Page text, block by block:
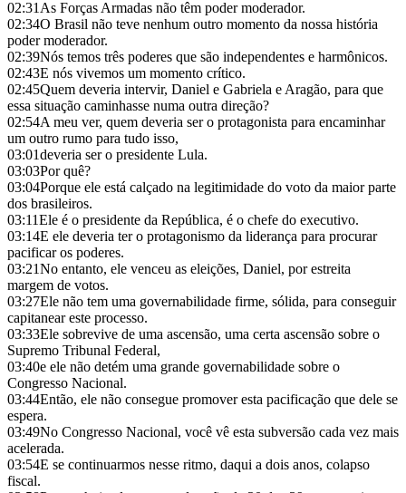
02:31As Forças Armadas não têm poder moderador.
02:34O Brasil não teve nenhum outro momento da nossa história
poder moderador.
02:39Nós temos três poderes que são independentes e harmônicos.
02:43E nós vivemos um momento crítico.
02:45Quem deveria intervir, Daniel e Gabriela e Aragão, para que
essa situação caminhasse numa outra direção?
02:54A meu ver, quem deveria ser o protagonista para encaminhar
um outro rumo para tudo isso,
03:01deveria ser o presidente Lula.
03:03Por quê?
03:04Porque ele está calçado na legitimidade do voto da maior parte
dos brasileiros.
03:11Ele é o presidente da República, é o chefe do executivo.
03:14E ele deveria ter o protagonismo da liderança para procurar
pacificar os poderes.
03:21No entanto, ele venceu as eleições, Daniel, por estreita
margem de votos.
03:27Ele não tem uma governabilidade firme, sólida, para conseguir
capitanear este processo.
03:33Ele sobrevive de uma ascensão, uma certa ascensão sobre o
Supremo Tribunal Federal,
03:40e ele não detém uma grande governabilidade sobre o
Congresso Nacional.
03:44Então, ele não consegue promover esta pacificação que dele se
espera.
03:49No Congresso Nacional, você vê esta subversão cada vez mais
acelerada.
03:54E se continuarmos nesse ritmo, daqui a dois anos, colapso
fiscal.